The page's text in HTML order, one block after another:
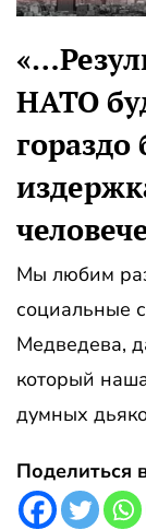
НАТО
Мы любим
социальные
Медведева,
который
думных
Поделиться